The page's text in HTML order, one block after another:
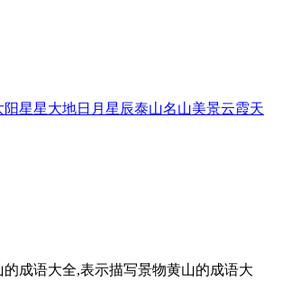
阳星星大地日月 星辰泰山名山美景云霞天
成语大全,表示描写景物黄山的成语大